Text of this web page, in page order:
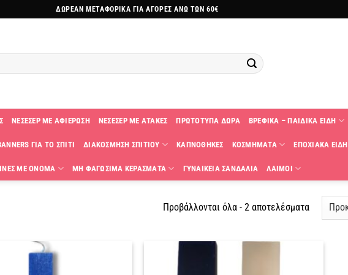
ΔΩΡΕΑΝ ΜΕΤΑΦΟΡΙΚΑ ΓΙΑ ΑΓΟΡΕΣ ΑΝΩ ΤΩΝ 60€
ΝΕΣΕΣΕΡ ΜΕ ΑΦΙΕΡΩΣΗ ΝΕΣΕΣΕΡ ΜΕ ΑΤΑΚΕΣ ΠΡΩΤΟΤΥΠΑ ΔΩΡΑ ΒΡΕΦΙΚΑ – ΠΑΙΔΙΚΑ ΕΙΔΗ
ΓΙΑ ΤΟ ΣΠΙΤΙ ΔΙΑΚΟΣΜΗΣΗ ΣΠΙΤΙΟΥ ΚΑΠΝΟΘΗΚΕΣ ΚΟΣΜΗΜΑΤΑ ΕΠΟΧΙΑΚΑ ΕΙΔΗ
ΜΕ ΟΝΟΜΑ ΜΗ ΦΑΓΩΣΙΜΑ ΚΕΡΑΣΜΑΤΑ ΓΥΝΑΙΚΕΙΑ ΣΑΝΔΑΛΙΑ ΛΑΙΜΟΙ
Προβάλλονται όλα - 2 αποτελέσματα